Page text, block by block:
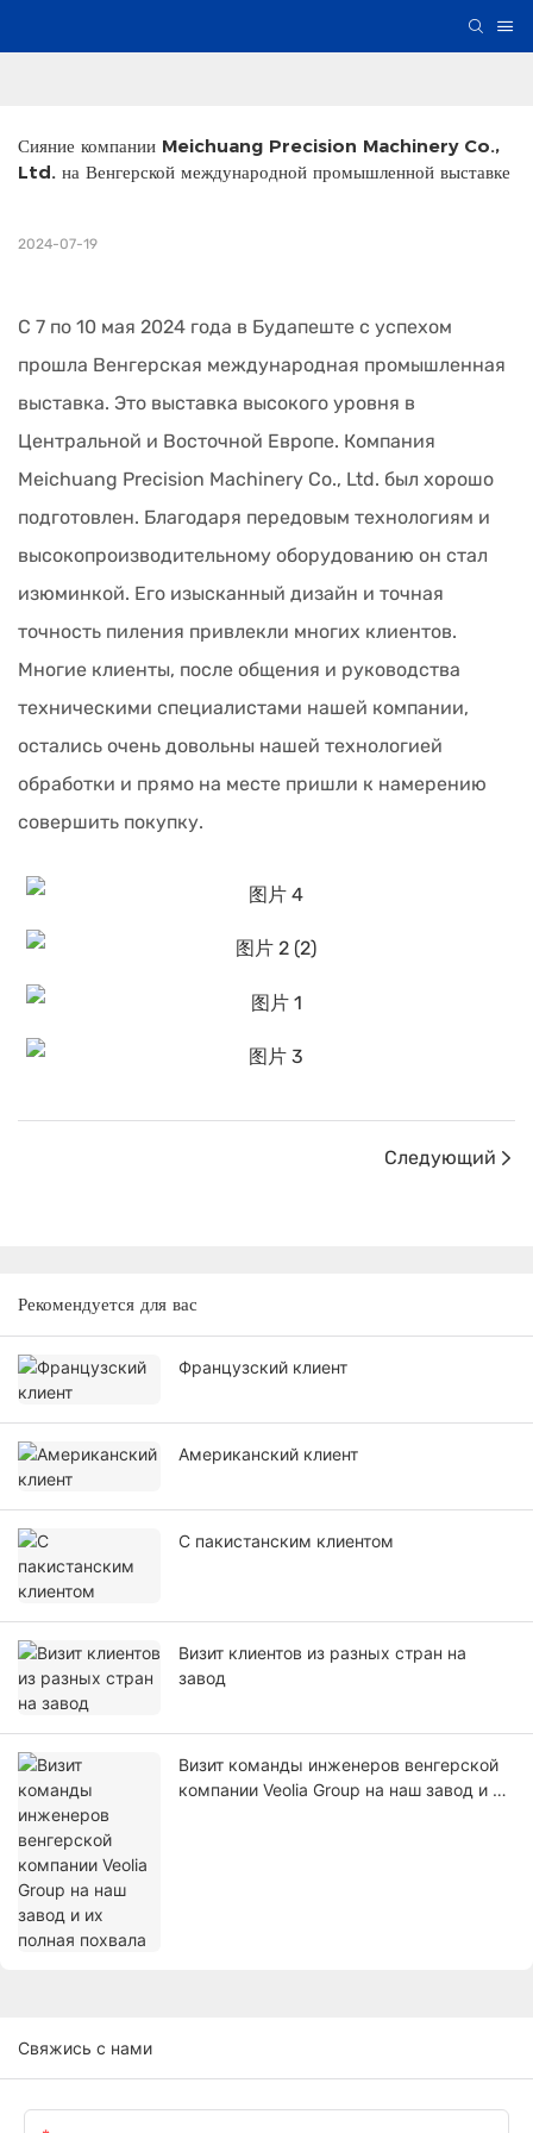
Сияние компании Meichuang Precision Machinery Co.,
Ltd. на Венгерской международной промышленной выставке
2024-07-19
С 7 по 10 мая 2024 года в Будапеште с успехом
прошла Венгерская международная промышленная
выставка. Это выставка высокого уровня в
Центральной и Восточной Европе. Компания
Meichuang Precision Machinery Co., Ltd. был хорошо
подготовлен. Благодаря передовым технологиям и
высокопроизводительному оборудованию он стал
изюминкой. Его изысканный дизайн и точная
точность пиления привлекли многих клиентов.
Многие клиенты, после общения и руководства
техническими специалистами нашей компании,
остались очень довольны нашей технологией
обработки и прямо на месте пришли к намерению
совершить покупку.
Следующий
Рекомендуется для вас
Французский клиент
Американский клиент
С пакистанским клиентом
Визит клиентов из разных стран на
завод
Визит команды инженеров венгерской
компании Veolia Group на наш завод и их
Свяжись с нами